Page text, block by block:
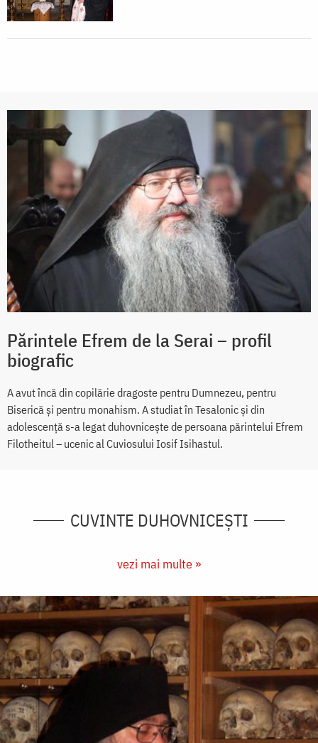
Părintele Efrem de la Serai – profil
biografic
A avut încă din copilărie dragoste pentru Dumnezeu, pentru
Biserică și pentru monahism. A studiat în Tesalonic și din
adolescență s-a legat duhovnicește de persoana părintelui Efrem
Filotheitul – ucenic al Cuviosului Iosif Isihastul.
CUVINTE DUHOVNICEȘTI
vezi mai multe »